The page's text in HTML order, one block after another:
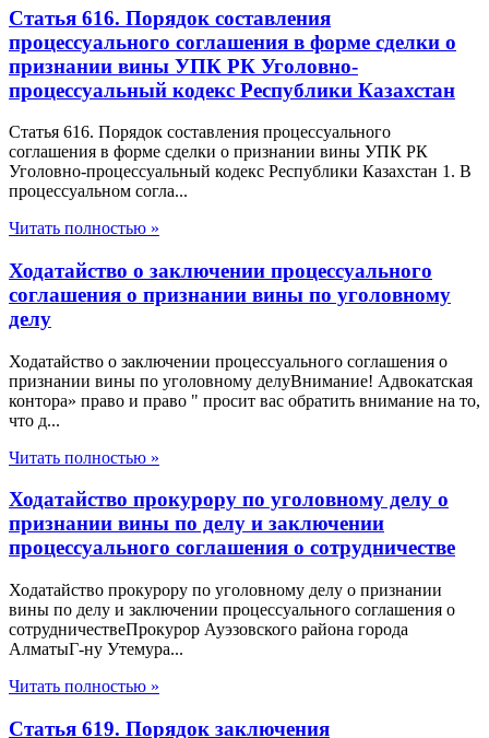
Статья 616. Порядок составления
процессуального соглашения в форме сделки о
признании вины УПК РК Уголовно-
процессуальный кодекс Республики Казахстан
Статья 616. Порядок составления процессуального
соглашения в форме сделки о признании вины УПК РК
Уголовно-процессуальный кодекс Республики Казахстан 1. В
процессуальном согла...
Читать полностью »
Ходатайство о заключении процессуального
соглашения о признании вины по уголовному
делу
Ходатайство о заключении процессуального соглашения о
признании вины по уголовному делуВнимание! Адвокатская
контора» право и право " просит вас обратить внимание на то,
что д...
Читать полностью »
Ходатайство прокурору по уголовному делу о
признании вины по делу и заключении
процессуального соглашения о сотрудничестве
Ходатайство прокурору по уголовному делу о признании
вины по делу и заключении процессуального соглашения о
сотрудничествеПрокурор Ауэзовского района города
АлматыГ-ну Утемура...
Читать полностью »
Статья 619. Порядок заключения